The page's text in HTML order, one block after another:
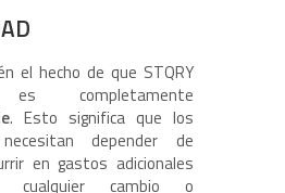
el hecho de que STQRY
completamente
. Esto significa que los
depender de
en gastos adicionales
cualquier cambio o